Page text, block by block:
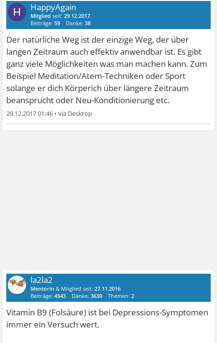
H HappyAgain
Mitglied seit:29.12.2017
Beiträge:59 Danke:38
Der natürliche Weg ist der einzige Weg, der über
langen Zeitraum auch effektiv anwendbar ist. Es gibt
ganz viele Möglichkeiten was man machen kann. Zum
Beispiel Meditation/Atem-Techniken oder Sport
solange er dich Körperich über längere Zeitraum
beansprucht oder Neu-Konditionierung etc.
29.12.2017 01:46 •
la2la2
Mentorin & Mitglied seit:27.11.2016
Beiträge:4543 Danke:3630 Themen:2
Vitamin B9 (Folsäure) ist bei Depressions-Symptomen
immer ein Versuch wert.